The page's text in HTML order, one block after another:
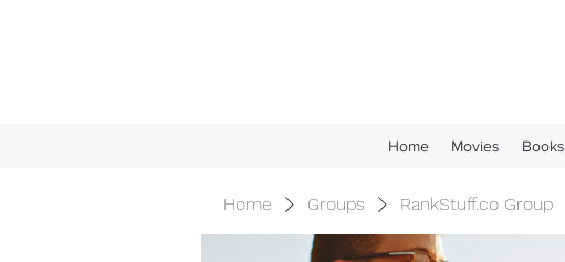
Home Movies Books
Home Groups RankStuff.co Group